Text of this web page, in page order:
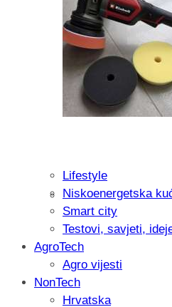
Isprobali smo:
Lifestyle
Niskoenergetska
Smart city
Testovi, savjeti,
AgroTech
Agro vijesti
NonTech
Hrvatska